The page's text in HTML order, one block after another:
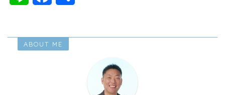
e e
ABOUT ME